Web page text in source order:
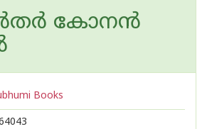
കോനന്‍
Books